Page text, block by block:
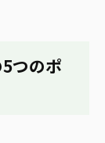
つのポ